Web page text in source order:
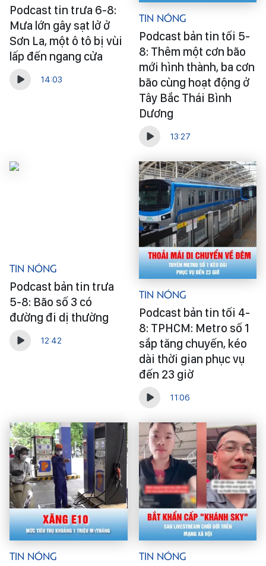
Podcast tin trưa 6-8:
Mưa lớn gây sạt lở ở
Sơn La, một ô tô bị vùi
lấp đến ngang cửa
14:03
Tin Nóng
Podcast bản tin tối 5-
8: Thêm một cơn bão
mới hình thành, ba cơn
bão cùng hoạt động ở
Tây Bắc Thái Bình
Dương
13:27
Tin Nóng
Podcast bản tin trưa
5-8: Bão số 3 có
đường đi dị thường
12:42
Tin Nóng
Podcast bản tin tối 4-
8: TPHCM: Metro số 1
sắp tăng chuyến, kéo
dài thời gian phục vụ
đến 23 giờ
11:06
Tin Nóng Tin Nóng